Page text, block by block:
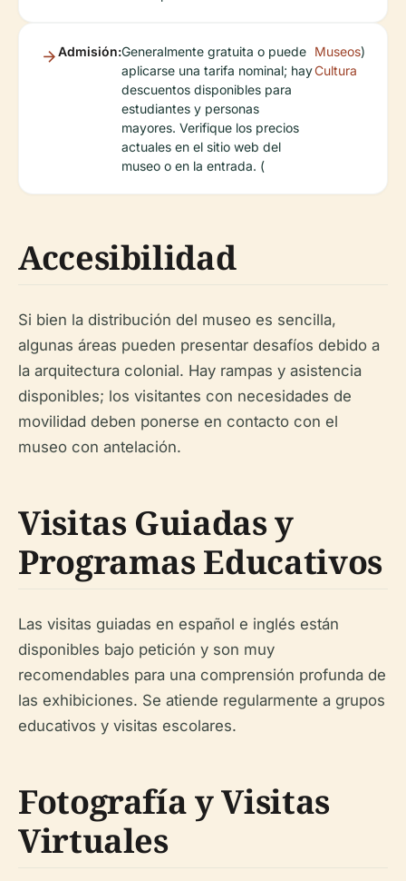
Admisión:Generalmente gratuita o puede
aplicarse una tarifa nominal; hay
descuentos disponibles para
estudiantes y personas
mayores. Verifique los precios
actuales en el sitio web del
museo o en la entrada. (
Museos
Cultura
)
Accesibilidad
Si bien la distribución del museo es sencilla,
algunas áreas pueden presentar desafíos debido a
la arquitectura colonial. Hay rampas y asistencia
disponibles; los visitantes con necesidades de
movilidad deben ponerse en contacto con el
museo con antelación.
Visitas Guiadas y
Programas Educativos
Las visitas guiadas en español e inglés están
disponibles bajo petición y son muy
recomendables para una comprensión profunda de
las exhibiciones. Se atiende regularmente a grupos
educativos y visitas escolares.
Fotografía y Visitas
Virtuales